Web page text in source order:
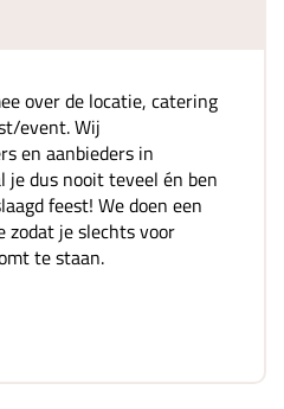
over de locatie, catering
event. Wij
en aanbieders in
je dus nooit teveel én ben
feest! We doen een
zodat je slechts voor
te staan.